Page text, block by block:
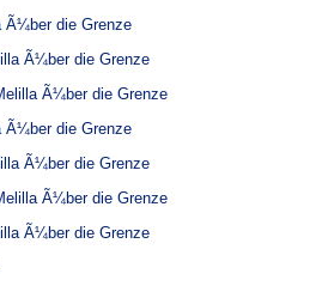
Ã¼ber die Grenze
Ã¼ber die Grenze
Ã¼ber die Grenze
Ã¼ber die Grenze
Ã¼ber die Grenze
Ã¼ber die Grenze
Ã¼ber die Grenze